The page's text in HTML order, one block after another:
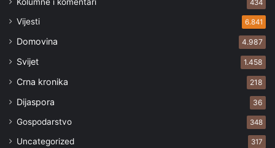
434
Vijesti 6.841
Domovina 4.987
Svijet 1.458
Crna kronika 218
Dijaspora 36
Gospodarstvo 348
Uncategorized 317